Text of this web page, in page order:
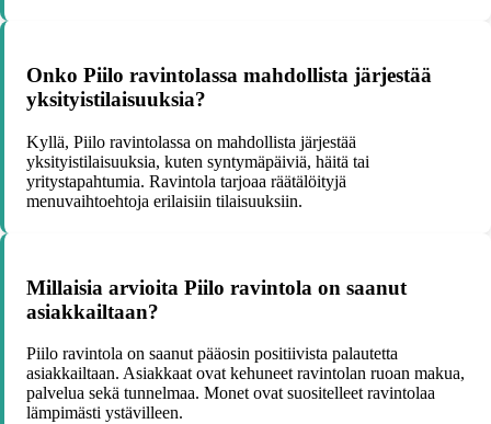
Onko Piilo ravintolassa mahdollista järjestää
yksityistilaisuuksia?
Kyllä, Piilo ravintolassa on mahdollista järjestää
yksityistilaisuuksia, kuten syntymäpäiviä, häitä tai
yritystapahtumia. Ravintola tarjoaa räätälöityjä
menuvaihtoehtoja erilaisiin tilaisuuksiin.
Millaisia arvioita Piilo ravintola on saanut
asiakkailtaan?
Piilo ravintola on saanut pääosin positiivista palautetta
asiakkailtaan. Asiakkaat ovat kehuneet ravintolan ruoan makua,
palvelua sekä tunnelmaa. Monet ovat suositelleet ravintolaa
lämpimästi ystävilleen.